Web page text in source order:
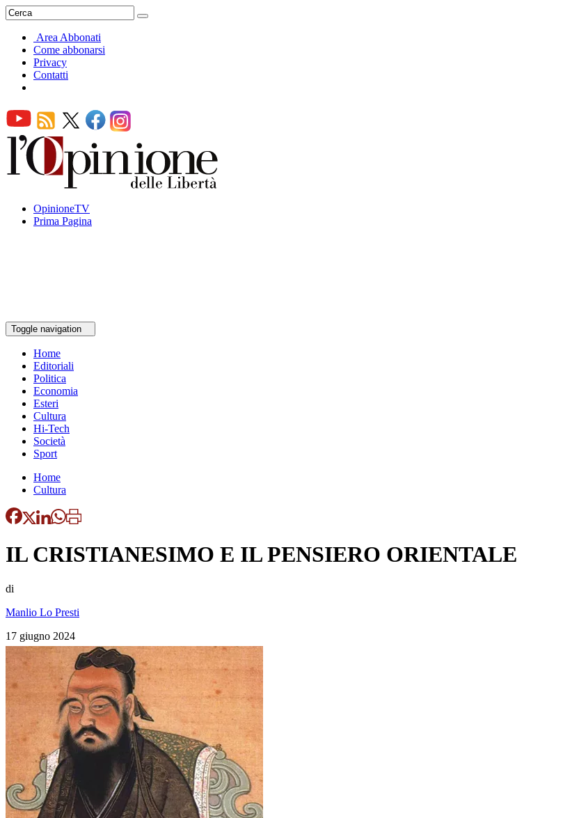
Area Abbonati
Come abbonarsi
Privacy
Contatti
OpinioneTV
Prima Pagina
Toggle navigation
Home
Editoriali
Politica
Economia
Esteri
Cultura
Hi-Tech
Società
Sport
Home
Cultura
IL CRISTIANESIMO E IL PENSIERO ORIENTALE
di
Manlio Lo Presti
17 giugno 2024